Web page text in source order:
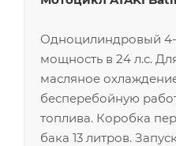
Одноцилиндровый 4-
мощность в 24 л.с.
масляное
бесперебойную
топлива. Коробка
бака 13 литров.